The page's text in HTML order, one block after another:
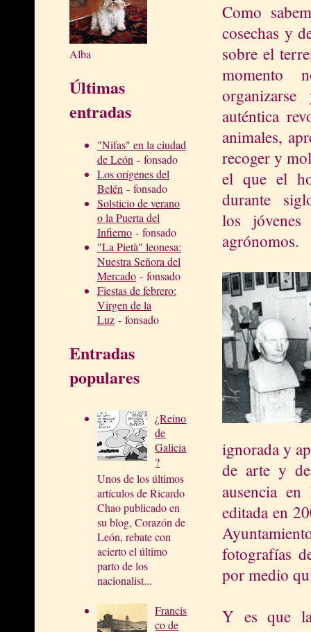
Alba
Últimas
entradas
"Nifas" en la ciudad
de León - fonsado
Los orígenes del
Belén - fonsado
Solsticio de verano
o la Puerta del
Infierno - fonsado
"La Pietà" leonesa:
Nuestra Señora del
Mercado - fonsado
Fiestas de febrero:
Virgen de la
Luz - fonsado
Entradas
populares
¿Reino
de
Galicia
?
Unos de los últimos
artículos de Ricardo
Chao publicado en
su blog, Corazón de
León, rebate con
acierto el último
parto de los
nacionalist...
Francis
co de
Como
cosechas y
sobre el
momento
auténtica
animales,
recoger y
el que el
durante
los jóvenes
agrónomos.
ignorada y
de arte y
ausencia
editada en
fotografías
por medio
Y es que